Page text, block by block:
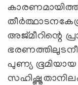
അജ്മീറിന്റെ
പുണ്യ